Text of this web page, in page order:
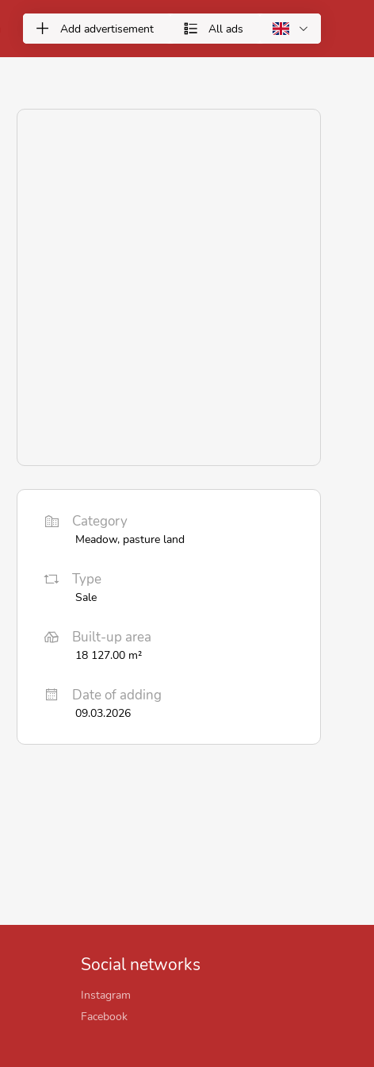
Add advertisement All ads
Category
Meadow, pasture land
Type
Sale
Built-up area
18 127.00 m²
Date of adding
09.03.2026
Social networks
Instagram
Facebook